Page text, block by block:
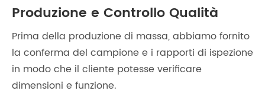
Produzione e Controllo Qualità
Prima della produzione di massa, abbiamo fornito
la conferma del campione e i rapporti di ispezione
in modo che il cliente potesse verificare
dimensioni e funzione.